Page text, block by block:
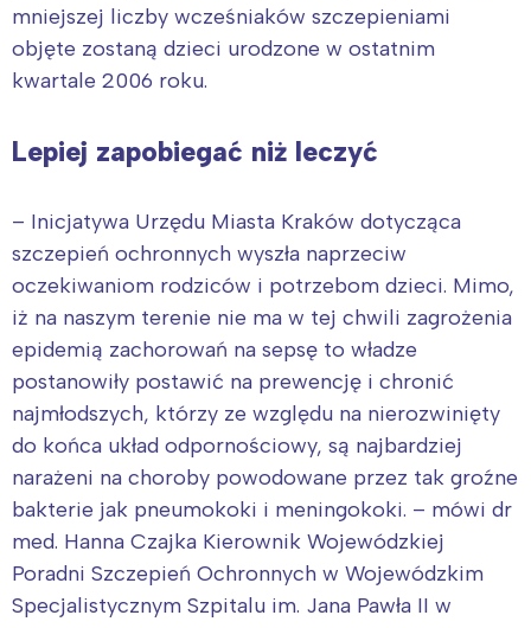
mniejszej liczby wcześniaków szczepieniami
objęte zostaną dzieci urodzone w ostatnim
kwartale 2006 roku.
Lepiej zapobiegać niż leczyć
– Inicjatywa Urzędu Miasta Kraków dotycząca
szczepień ochronnych wyszła naprzeciw
oczekiwaniom rodziców i potrzebom dzieci. Mimo,
iż na naszym terenie nie ma w tej chwili zagrożenia
epidemią zachorowań na sepsę to władze
postanowiły postawić na prewencję i chronić
najmłodszych, którzy ze względu na nierozwinięty
do końca układ odpornościowy, są najbardziej
narażeni na choroby powodowane przez tak groźne
bakterie jak pneumokoki i meningokoki. – mówi dr
med. Hanna Czajka Kierownik Wojewódzkiej
Poradni Szczepień Ochronnych w Wojewódzkim
Specjalistycznym Szpitalu im. Jana Pawła II w